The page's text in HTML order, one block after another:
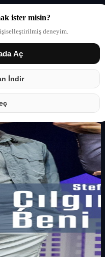
ister misin?
deneyim.
Aç
İndir